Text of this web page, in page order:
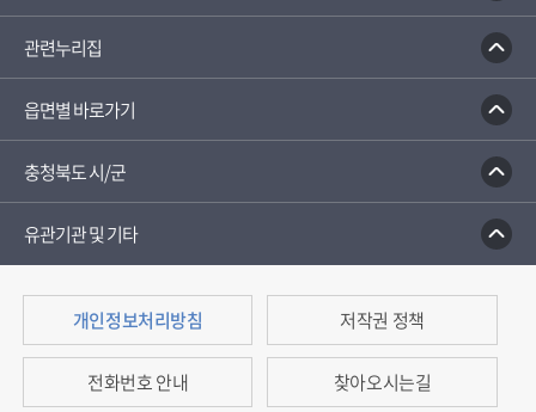
관련누리집
읍면별 바로가기
충청북도 시/군
유관기관 및 기타
개인정보처리방침 저작권 정책
전화번호 안내 찾아오시는길